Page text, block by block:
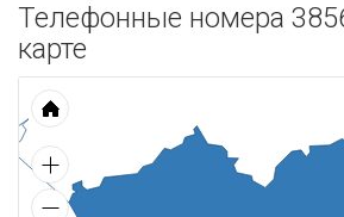
Телефонные номера
карте